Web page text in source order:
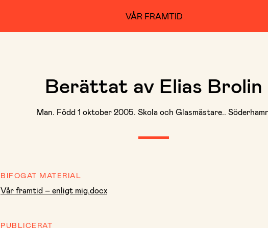
VÅR FRAMTID
Berättat av Elias Brolin
Man. Född 1 oktober 2005. Skola och Glasmästare..
BIFOGAT MATERIAL
Vår framtid – enligt mig.docx
PUBLICERAT